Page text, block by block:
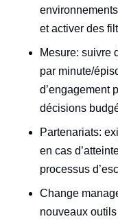
et activer des
Mesure: suivre
par minute/
d’engagement
décisions
Partenariats:
en cas
processus
Change
nouveaux